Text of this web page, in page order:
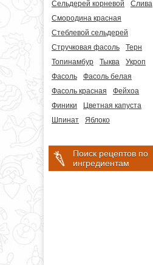
Сельдерей корневой
Слива
Смородина красная
Стеблевой сельдерей
Стручковая фасоль
Терн
Топинамбур
Тыква
Укроп
Фасоль
Фасоль белая
Фасоль красная
Фейхоа
Финики
Цветная капуста
Шпинат
Яблоко
Поиск рецептов по
ингредиентам